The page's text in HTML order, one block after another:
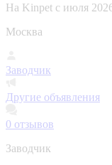
На Kinpet c июля
Москва
Заводчик
Другие объявления
0 отзывов
Заводчик